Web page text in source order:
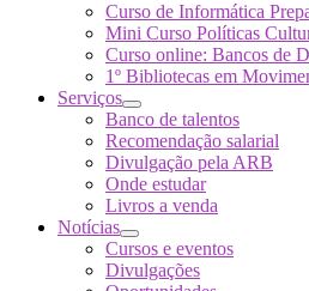
Curso de Informática
Mini Curso Políticas
Curso online: Bancos de
1º Bibliotecas em
Serviços
Banco de talentos
Recomendação salarial
Divulgação pela ARB
Onde estudar
Livros a venda
Notícias
Cursos e eventos
Divulgações